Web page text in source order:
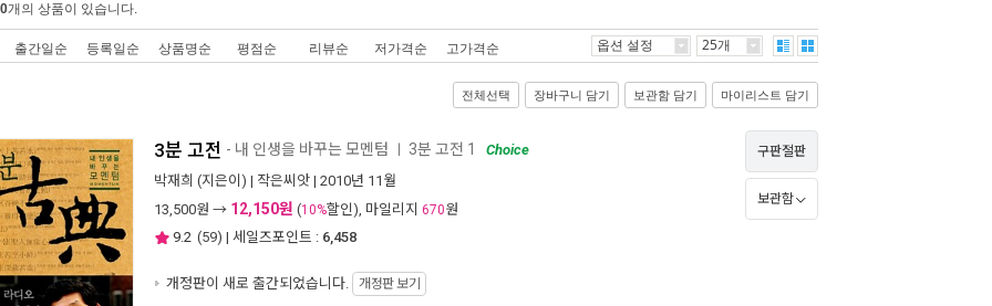
개의 상품이 있습니다.
출간일순 등록일순 상품명순 평점순 리뷰순 저가격순 고가격순 옵션 설정 25개
전체선택 장바구니 담기 보관함 담기 마이리스트 담기
3분 고전 - 내 인생을 바꾸는 모멘텀 3분 고전 1
Choice
박재희 (지은이) | 작은씨앗 | 2010년 11월
13,500원 → 12,150원 (10%할인), 마일리지 670원
9.2 (59) | 세일즈포인트 : 6,458
개정판이 새로 출간되었습니다. 개정판 보기
구판절판
보관함